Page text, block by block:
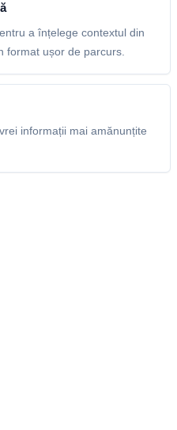
a înțelege contextul din
format ușor de parcurs.
informații mai amănunțite